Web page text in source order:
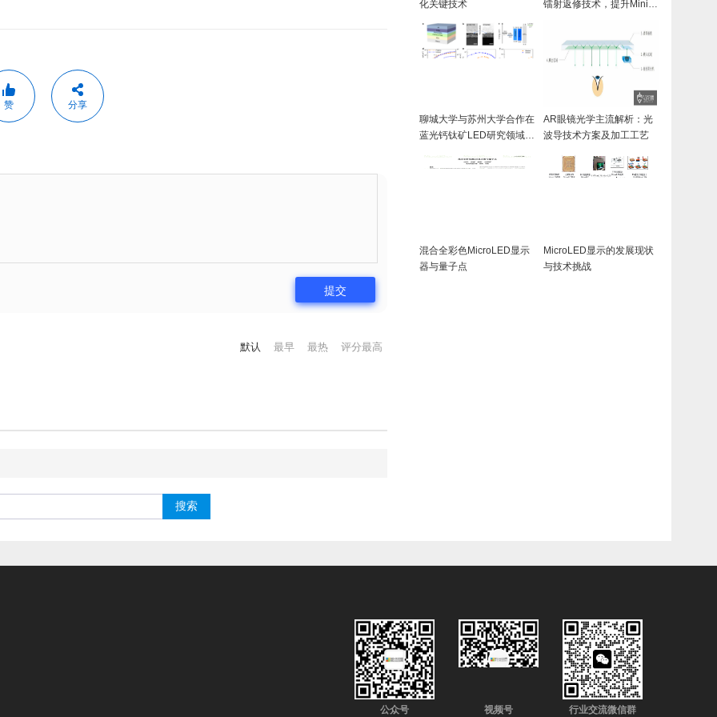
赞 分享
提交
默认 最早 最热 评分最高
化关键技术
镭射返修技术，提升MiniL
聊城大学与苏州大学合作在
蓝光钙钛矿LED研究领域取
AR眼镜光学主流解析：光
波导技术方案及加工工艺
混合全彩色MicroLED显示
器与量子点
MicroLED显示的发展现状
与技术挑战
公众号 视频号 行业交流微信群